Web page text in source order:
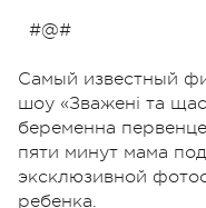
#@#
Самый известный
шоу «Зважені та
беременна
пяти минут мама
эксклюзивной
ребенка.